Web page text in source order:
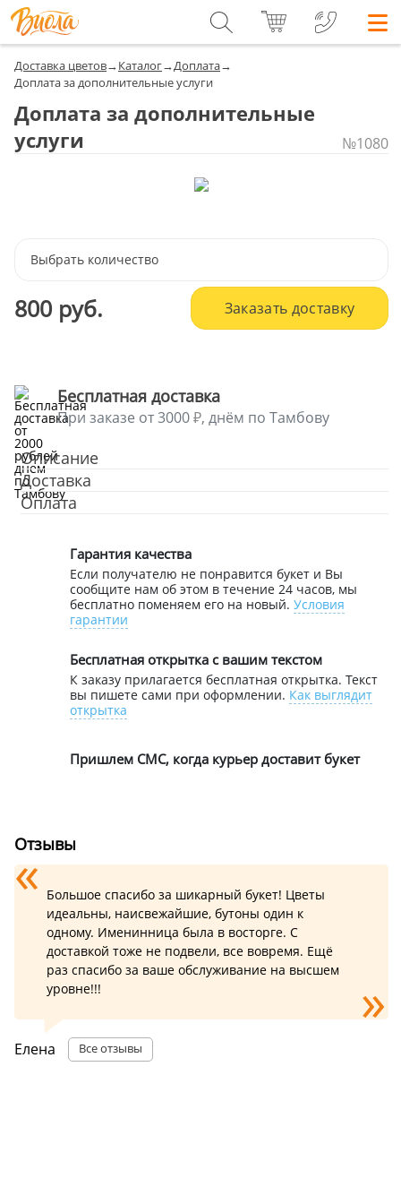
Доставка цветов→Каталог→Доплата→
Доплата за дополнительные услуги
Доплата за дополнительные
услуги
№1080
Выбрать количество
800 руб. Заказать доставку
Бесплатная доставка
При заказе от 3000 , днём по Тамбову
Описание
Доставка
Оплата
Гарантия качества
Если получателю не понравится букет и Вы
сообщите нам об этом в течение 24 часов, мы
бесплатно поменяем его на новый. Условия
гарантии
Бесплатная открытка с вашим текстом
К заказу прилагается бесплатная открытка. Текст
вы пишете сами при оформлении. Как выглядит
открытка
Пришлем СМС, когда курьер доставит букет
Отзывы
Большое спасибо за шикарный букет! Цветы
идеальны, наисвежайшие, бутоны один к
одному. Именинница была в восторге. С
доставкой тоже не подвели, все вовремя. Ещё
раз спасибо за ваше обслуживание на высшем
уровне!!!
Елена Все отзывы